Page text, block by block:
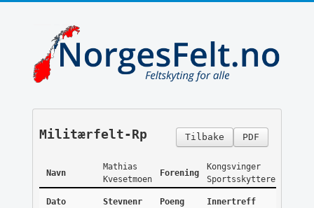
PDF
Tilbake
Militærfelt-Rp
Navn
Mathias
Kvesetmoen
Forening
Kongsvinger
Sportsskyttere
Dato Stevnenr Poeng Innertreff